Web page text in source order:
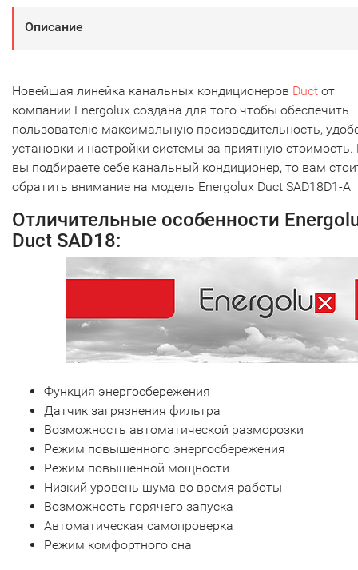
Описание
Новейшая линейка канальных кондиционеров Duct от
компании Energolux создана для того чтобы обеспечить
пользователю максимальную производительность,
установки и настройки системы за приятную стоимость.
вы подбираете себе канальный кондиционер, то вам
обратить внимание на модель Energolux Duct SAD18D1-A
Отличительные особенности
Duct SAD18:
Функция энергосбережения
Датчик загрязнения фильтра
Возможность автоматической разморозки
Режим повышенного энергосбережения
Режим повышенной мощности
Низкий уровень шума во время работы
Возможность горячего запуска
Автоматическая самопроверка
Режим комфортного сна